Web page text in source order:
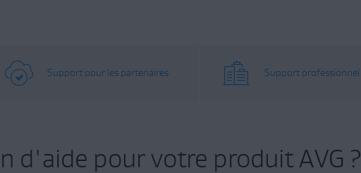
Support pour les partenaires Support professionnel
d'aide pour votre produit AVG ?